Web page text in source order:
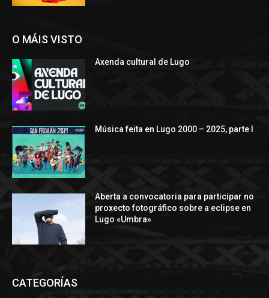
O MÁIS VISTO
Axenda cultural de Lugo
Música feita en Lugo 2000 – 2025, parte I
Aberta a convocatoria para participar no
proxecto fotográfico sobre a eclipse en
Lugo «Umbra»
CATEGORÍAS